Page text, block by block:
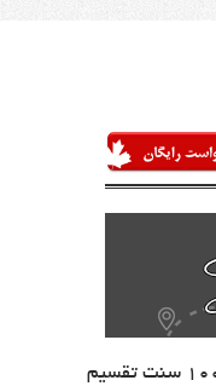
دلار ایالات متحده U.S. dollar با علامت $ و کد USD ، واحد پول رسمی کشور آمریکا است که به آن دلار به تنهایی و یا دلار آمریکا American dollar نیز می گویند؛ هر دلار به 100 سنت تقسیم